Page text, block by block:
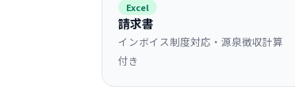
Excel
請求書
インボイス制度対応・源泉徴収計算
付き